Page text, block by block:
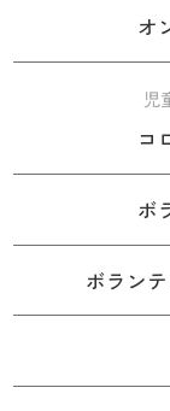
オ
児
コ
ボ
ボラン